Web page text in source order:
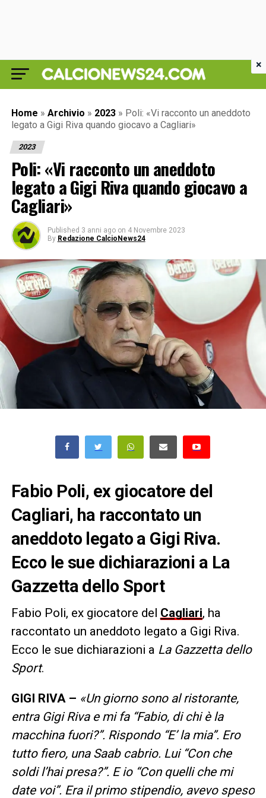
Home » Archivio » 2023 » Poli: «Vi racconto un aneddoto
legato a Gigi Riva quando giocavo a Cagliari»
2023
Poli: «Vi racconto un aneddoto
legato a Gigi Riva quando giocavo a
Cagliari»
Published 3 anni ago on 4 Novembre 2023
By Redazione CalcioNews24
Fabio Poli, ex giocatore del
Cagliari, ha raccontato un
aneddoto legato a Gigi Riva.
Ecco le sue dichiarazioni a La
Gazzetta dello Sport
Fabio Poli, ex giocatore del Cagliari, ha
raccontato un aneddoto legato a Gigi Riva.
Ecco le sue dichiarazioni a La Gazzetta dello
Sport.
GIGI RIVA – «Un giorno sono al ristorante,
entra Gigi Riva e mi fa “Fabio, di chi è la
macchina fuori?”. Rispondo “E’ la mia”. Ero
tutto fiero, una Saab cabrio. Lui “Con che
soldi l’hai presa?”. E io “Con quelli che mi
date voi”. Era il primo stipendio, avevo speso
×